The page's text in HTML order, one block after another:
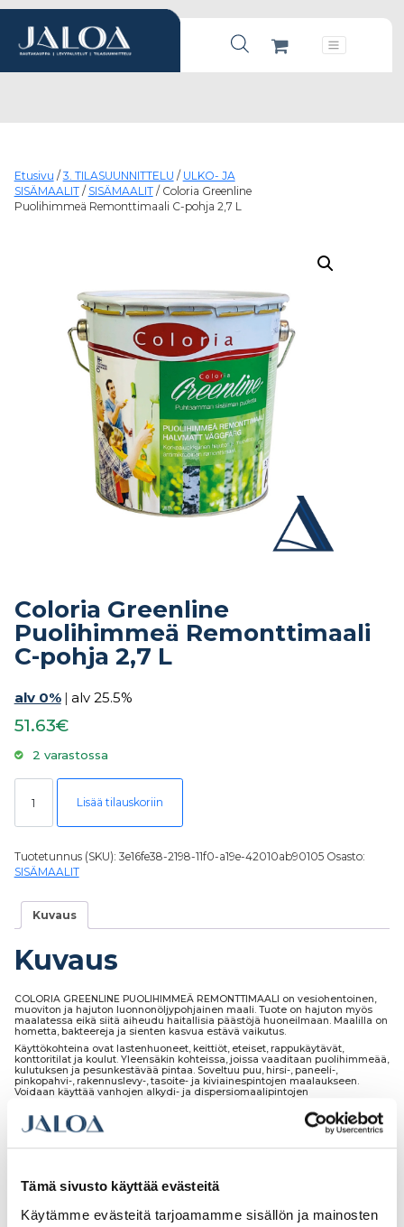
Tämä sivusto käyttää evästeitä
Käytämme evästeitä tarjoamamme sisällön ja mainosten
Products search
Päävalikko
Etusivu / 3. TILASUUNNITTELU / ULKO- JA
SISÄMAALIT/ SISÄMAALIT/ Coloria Greenline
Puolihimmeä Remonttimaali C-pohja 2,7 L
Coloria Greenline
Puolihimmeä Remonttimaali
C-pohja 2,7 L
alv 0% | alv 25.5%
51.63€
2 varastossa
Coloria Greenline Puolihimmeä Remonttimaali C-pohja 2,7 L määrä
Lisää tilauskoriin
Tuotetunnus (SKU): 3e16fe38-2198-11f0-a19e-42010ab90105 Osasto:
SISÄMAALIT
Kuvaus
Kuvaus
COLORIA GREENLINE PUOLIHIMMEÄ REMONTTIMAALI on vesiohentoinen,
muoviton ja hajuton luonnonöljypohjainen maali. Tuote on hajuton myös
maalatessa eikä siitä aiheudu haitallisia päästöjä huoneilmaan. Maalilla on
hometta, bakteereja ja sienten kasvua estävä vaikutus.
Käyttökohteina ovat lastenhuoneet, keittiöt, eteiset, rappukäytävät,
konttoritilat ja koulut. Yleensäkin kohteissa, joissa vaaditaan puolihimmeää,
kulutuksen ja pesunkestävää pintaa. Soveltuu puu, hirsi-, paneeli-,
pinkopahvi-, rakennuslevy-, tasoite- ja kiviainespintojen maalaukseen.
Voidaan käyttää vanhojen alkydi- ja dispersiomaalipintojen
joissa maalipintaan ei kohdistu voimakasta mekaanista rasitusta, kuten
lastensängyt, lelut ym.